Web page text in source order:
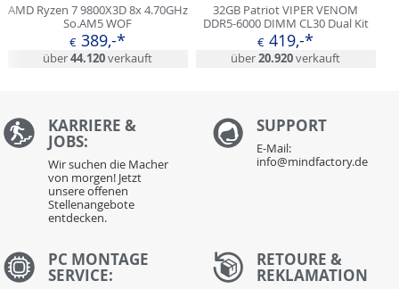
AMD Ryzen 7 9800X3D 8x 4.70GHz
So.AM5 WOF
€ 389,-*
über44.120verkauft
32GB Patriot VIPER VENOM
DDR5-6000 DIMM CL30 Dual Kit
€ 419,-*
über20.920verkauft
KARRIERE &
JOBS:
Wir suchen die Macher
von morgen! Jetzt
unsere offenen
Stellenangebote
entdecken.
SUPPORT
E-Mail:
info@mindfactory.de
PC MONTAGE
SERVICE:
RETOURE &
REKLAMATION